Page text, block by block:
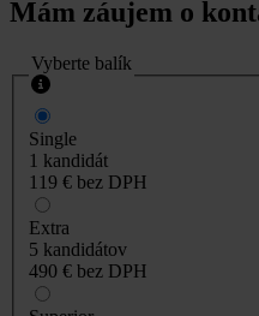
Mám záujem o
Vyberte balík
Single
1 kandidát
119 € bez DPH
Extra
5 kandidátov
490 € bez DPH